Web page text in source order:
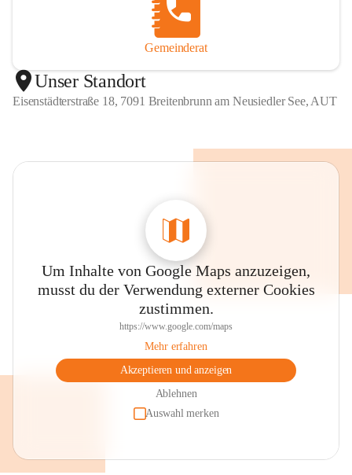
Gemeinderat
Unser Standort
Eisenstädterstraße 18, 7091 Breitenbrunn am Neusiedler See, AUT
Um Inhalte von Google Maps anzuzeigen,
musst du der Verwendung externer Cookies
zustimmen.
https://www.google.com/maps
Mehr erfahren
Akzeptieren und anzeigen
Ablehnen
Auswahl merken